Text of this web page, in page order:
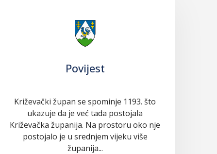
Povijest
Križevački župan se spominje 1193. što
ukazuje da je već tada postojala
Križevačka županija. Na prostoru oko nje
postojalo je u srednjem vijeku više
županija...